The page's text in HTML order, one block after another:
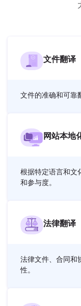
文件翻译
文件的准确和可靠
网站本地
根据特定语言和文
和参与度。
法律翻译
法律文件、合同和
性。